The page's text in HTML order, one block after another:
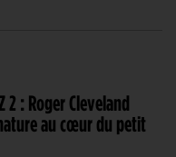
2 : Roger Cleveland
au cœur du petit